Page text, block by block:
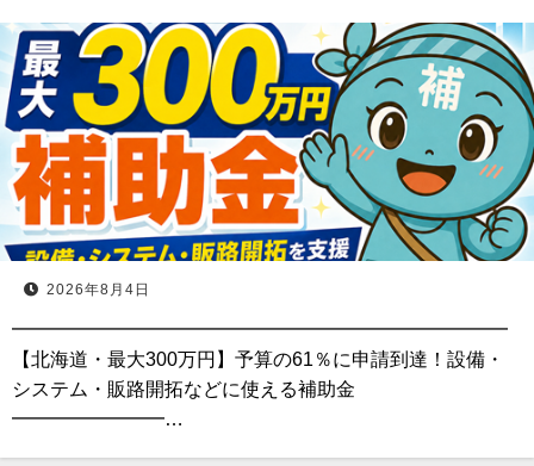
2026年8月4日
━━━━━━━━━━━━━━━━━━━━━━━━━━
【北海道・最大300万円】予算の61％に申請到達！設備・
システム・販路開拓などに使える補助金
━━━━━━━━…